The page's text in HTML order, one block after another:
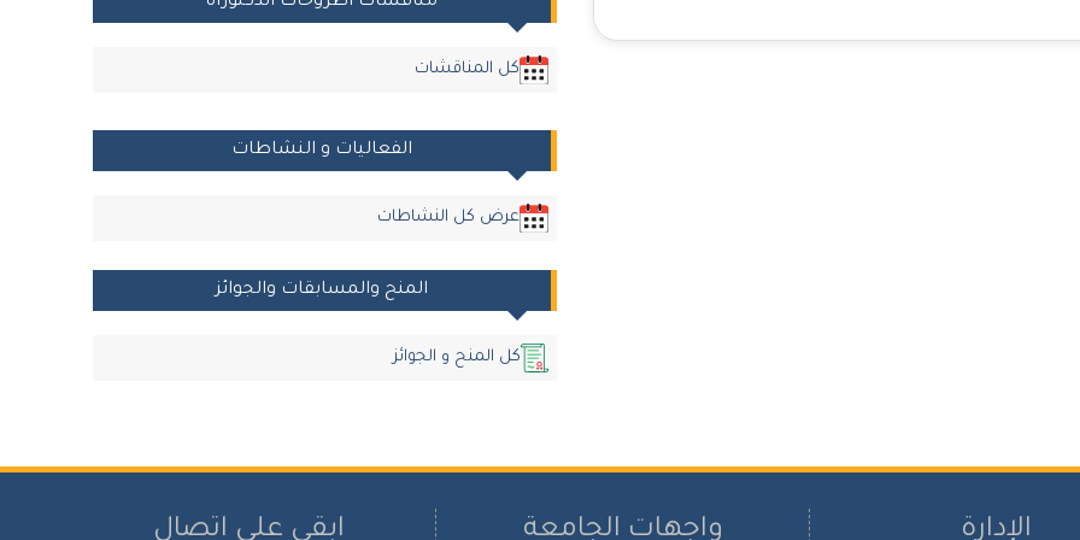
كل المناقشات
الفعاليات و النشاطات
عرض كل النشاطات
المنح والمسابقات والجوائز
كل المنح و الجوائز
الإدارة واجهات الجامعة ابقى على اتصال